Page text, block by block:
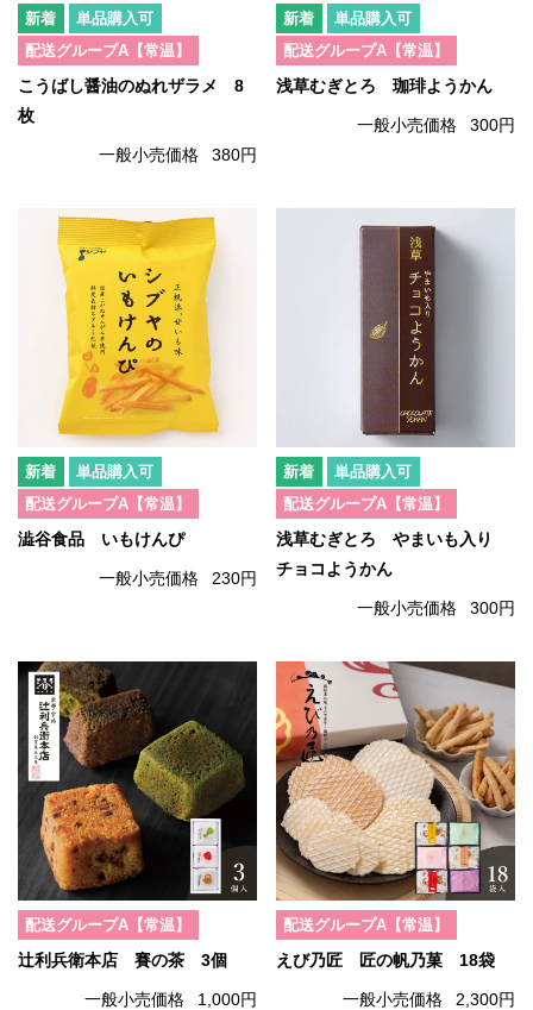
単品購入可
配送グループA【常温】
こうばし醤油のぬれザラメ 8
枚
一般小売価格 380円
単品購入可
配送グループA【常温】
浅草むぎとろ 珈琲ようかん
一般小売価格 300円
単品購入可
配送グループA【常温】
澁谷食品 いもけんぴ
一般小売価格 230円
単品購入可
配送グループA【常温】
浅草むぎとろ やまいも入り
チョコようかん
一般小売価格 300円
配送グループA【常温】
辻利兵衛本店 賽の茶 3個
一般小売価格 1,000円
配送グループA【常温】
えび乃匠 匠の帆乃菓 18袋
一般小売価格 2,300円